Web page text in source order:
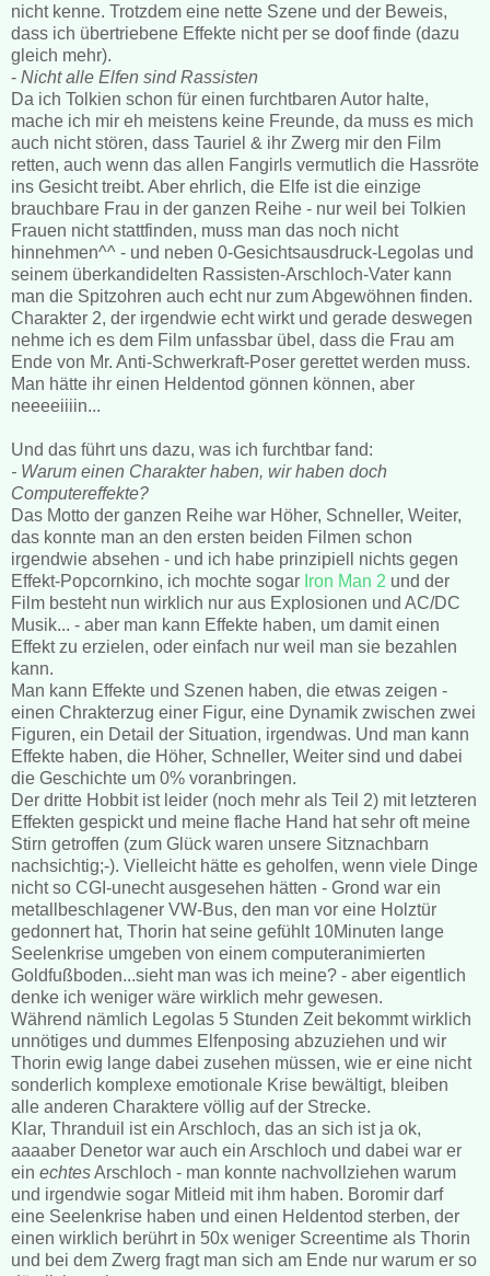
nicht kenne. Trotzdem eine nette Szene und der Beweis,
dass ich übertriebene Effekte nicht per se doof finde (dazu
gleich mehr).
- Nicht alle Elfen sind Rassisten
Da ich Tolkien schon für einen furchtbaren Autor halte,
mache ich mir eh meistens keine Freunde, da muss es mich
auch nicht stören, dass Tauriel & ihr Zwerg mir den Film
retten, auch wenn das allen Fangirls vermutlich die Hassröte
ins Gesicht treibt. Aber ehrlich, die Elfe ist die einzige
brauchbare Frau in der ganzen Reihe - nur weil bei Tolkien
Frauen nicht stattfinden, muss man das noch nicht
hinnehmen^^ - und neben 0-Gesichtsausdruck-Legolas und
seinem überkandidelten Rassisten-Arschloch-Vater kann
man die Spitzohren auch echt nur zum Abgewöhnen finden.
Charakter 2, der irgendwie echt wirkt und gerade deswegen
nehme ich es dem Film unfassbar übel, dass die Frau am
Ende von Mr. Anti-Schwerkraft-Poser gerettet werden muss.
Man hätte ihr einen Heldentod gönnen können, aber
neeeeiiiin...
Und das führt uns dazu, was ich furchtbar fand:
- Warum einen Charakter haben, wir haben doch
Computereffekte?
Das Motto der ganzen Reihe war Höher, Schneller, Weiter,
das konnte man an den ersten beiden Filmen schon
irgendwie absehen - und ich habe prinzipiell nichts gegen
Effekt-Popcornkino, ich mochte sogar Iron Man 2 und der
Film besteht nun wirklich nur aus Explosionen und AC/DC
Musik... - aber man kann Effekte haben, um damit einen
Effekt zu erzielen, oder einfach nur weil man sie bezahlen
kann.
Man kann Effekte und Szenen haben, die etwas zeigen -
einen Chrakterzug einer Figur, eine Dynamik zwischen zwei
Figuren, ein Detail der Situation, irgendwas. Und man kann
Effekte haben, die Höher, Schneller, Weiter sind und dabei
die Geschichte um 0% voranbringen.
Der dritte Hobbit ist leider (noch mehr als Teil 2) mit letzteren
Effekten gespickt und meine flache Hand hat sehr oft meine
Stirn getroffen (zum Glück waren unsere Sitznachbarn
nachsichtig;-). Vielleicht hätte es geholfen, wenn viele Dinge
nicht so CGI-unecht ausgesehen hätten - Grond war ein
metallbeschlagener VW-Bus, den man vor eine Holztür
gedonnert hat, Thorin hat seine gefühlt 10Minuten lange
Seelenkrise umgeben von einem computeranimierten
Goldfußboden...sieht man was ich meine? - aber eigentlich
denke ich weniger wäre wirklich mehr gewesen.
Während nämlich Legolas 5 Stunden Zeit bekommt wirklich
unnötiges und dummes Elfenposing abzuziehen und wir
Thorin ewig lange dabei zusehen müssen, wie er eine nicht
sonderlich komplexe emotionale Krise bewältigt, bleiben
alle anderen Charaktere völlig auf der Strecke.
Klar, Thranduil ist ein Arschloch, das an sich ist ja ok,
aaaaber Denetor war auch ein Arschloch und dabei war er
ein echtesArschloch - man konnte nachvollziehen warum
und irgendwie sogar Mitleid mit ihm haben. Boromir darf
eine Seelenkrise haben und einen Heldentod sterben, der
einen wirklich berührt in 50x weniger Screentime als Thorin
und bei dem Zwerg fragt man sich am Ende nur warum er so